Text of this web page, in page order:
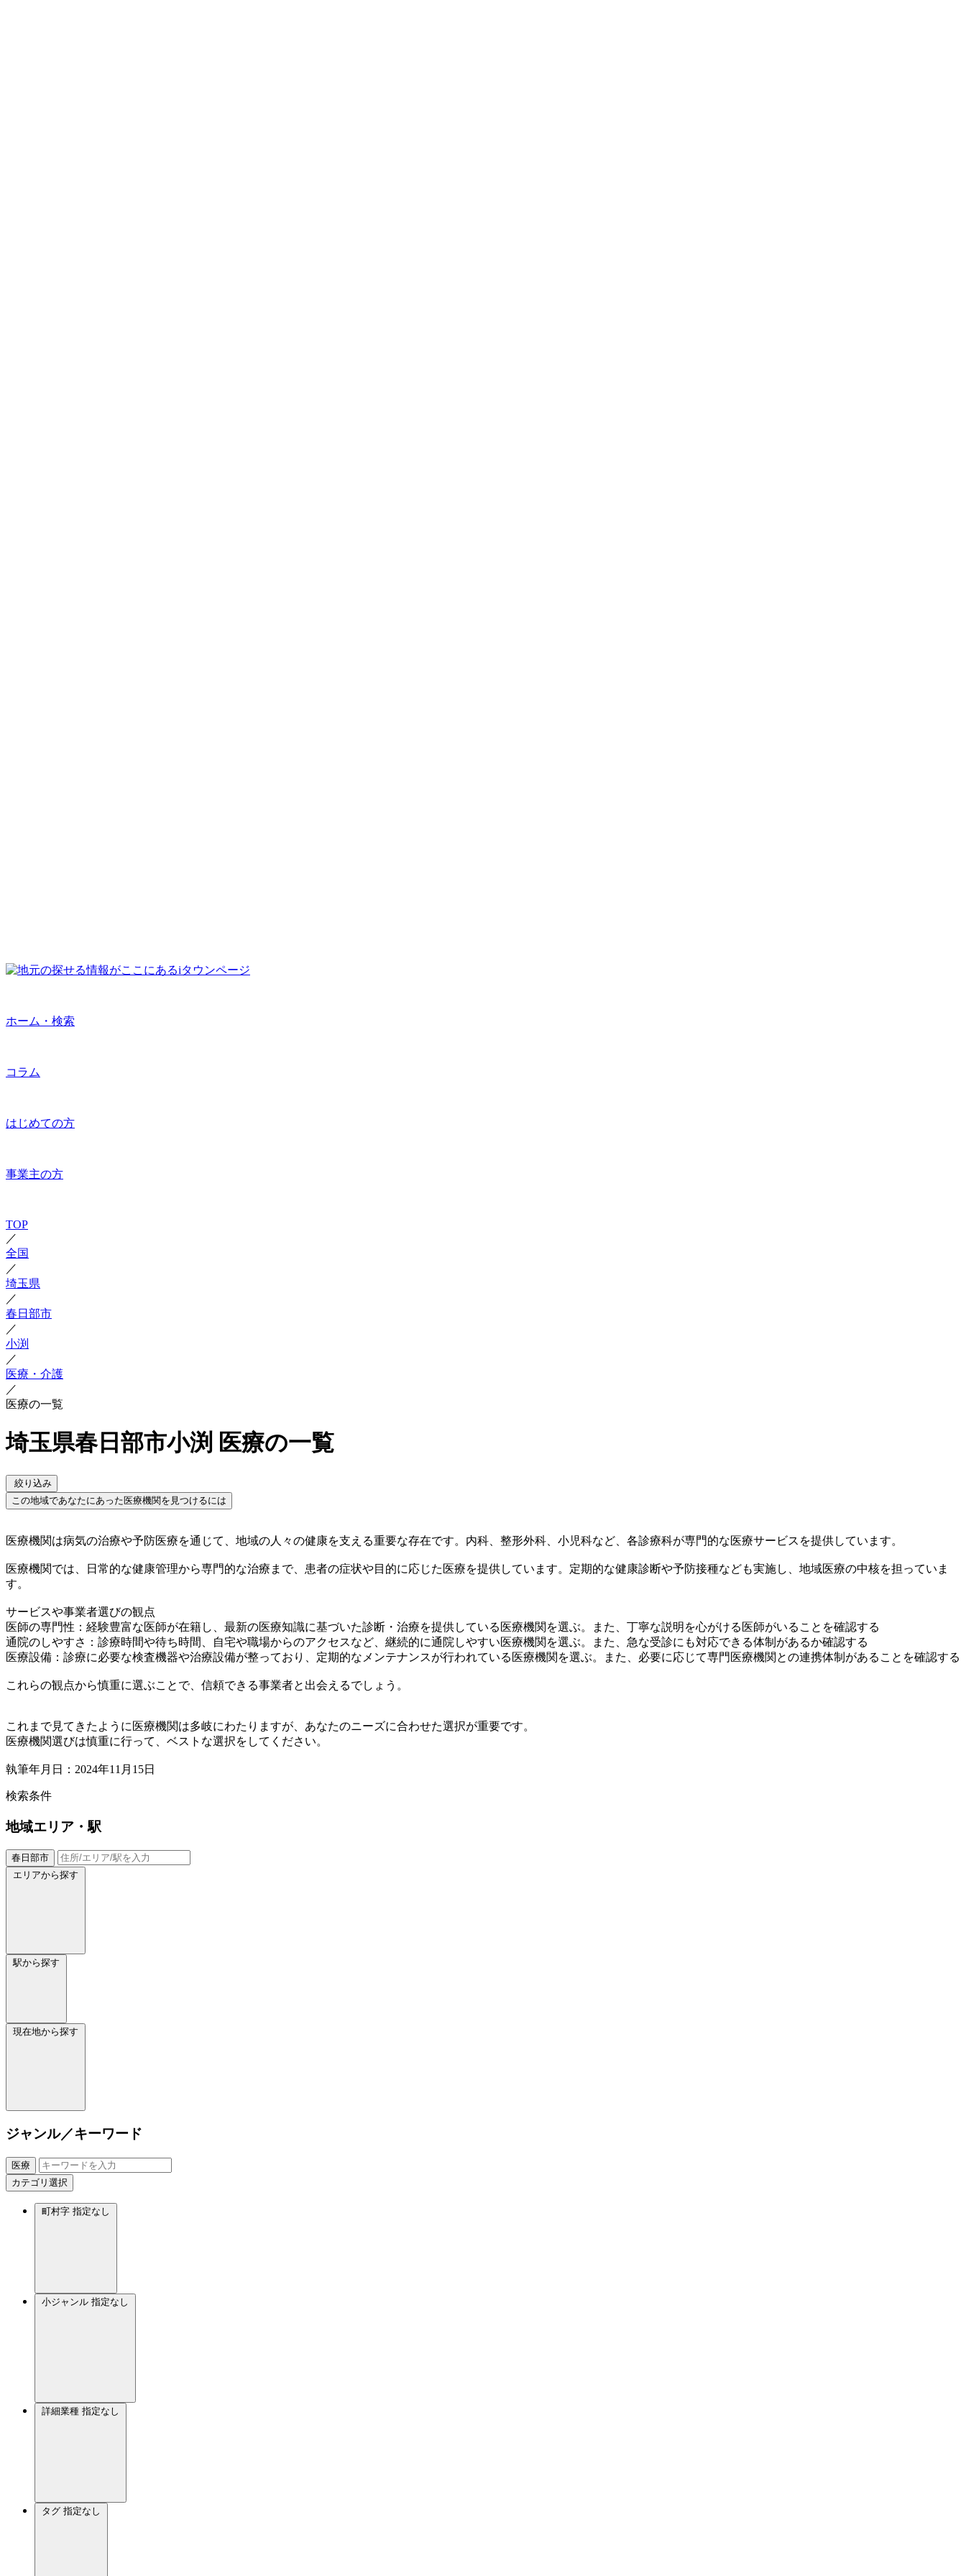
ホーム・検索
コラム
はじめての方
事業主の方
TOP
／
全国
／
埼玉県
／
春日部市
／
小渕
／
医療・介護
／
医療の一覧
埼玉県春日部市小渕 医療の一覧
絞り込み
この地域であなたにあった医療機関を見つけるには
医療機関は病気の治療や予防医療を通じて、地域の人々の健康を支える重要な存在です。内科、整形外科、小児科など、各診療科が専門的な医療サービスを提供しています。
医療機関では、日常的な健康管理から専門的な治療まで、患者の症状や目的に応じた医療を提供しています。定期的な健康診断や予防接種なども実施し、地域医療の中核を担っていま
す。
サービスや事業者選びの観点
医師の専門性：経験豊富な医師が在籍し、最新の医療知識に基づいた診断・治療を提供している医療機関を選ぶ。また、丁寧な説明を心がける医師がいることを確認する
通院のしやすさ：診療時間や待ち時間、自宅や職場からのアクセスなど、継続的に通院しやすい医療機関を選ぶ。また、急な受診にも対応できる体制があるか確認する
医療設備：診療に必要な検査機器や治療設備が整っており、定期的なメンテナンスが行われている医療機関を選ぶ。また、必要に応じて専門医療機関との連携体制があることを確認する
これらの観点から慎重に選ぶことで、信頼できる事業者と出会えるでしょう。
これまで見てきたように医療機関は多岐にわたりますが、あなたのニーズに合わせた選択が重要です。
医療機関選びは慎重に行って、ベストな選択をしてください。
執筆年月日：2024年11月15日
検索条件
地域エリア・駅
春日部市
エリアから探す
駅から探す
現在地から探す
ジャンル／キーワード
医療
カテゴリ選択
町村字 指定なし
小ジャンル 指定なし
詳細業種 指定なし
タグ 指定なし